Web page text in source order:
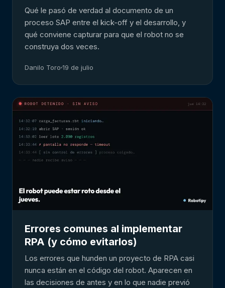
Qué le pasó de verdad al documento de un
proceso SAP entre el kick-off y el desarrollo, y
qué conviene capturar para que el robot no se
construya dos veces.
Danilo Toro 19 de julio
Errores comunes al implementar
RPA (y cómo evitarlos)
Los errores que hunden un proyecto de RPA casi
nunca están en el código del robot. Aparecen en
las decisiones de antes y en lo que nadie previó